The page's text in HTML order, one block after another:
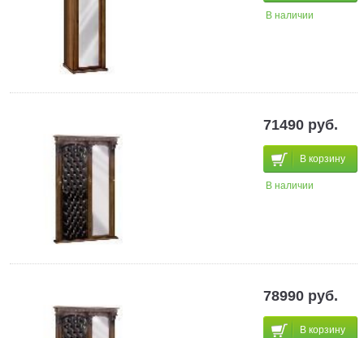
В наличии
71490 руб.
В корзину
В наличии
78990 руб.
В корзину